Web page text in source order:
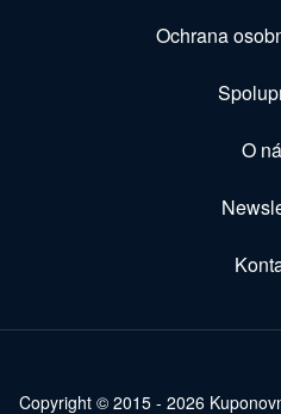
Ochrana
O
Copyright © 2015 - 2026